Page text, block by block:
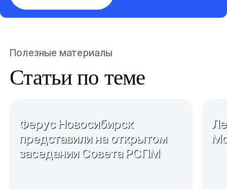
Полезные материалы
Статьи по теме
Ферус Новосибирск
представили на открытом
заседании Совета РСПМ